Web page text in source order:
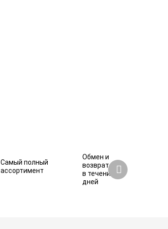
Самый полный
ассортимент
Обмен и
возврат
в течение 7
дней